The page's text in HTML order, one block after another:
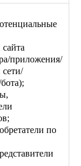
приложения/
сети/
по